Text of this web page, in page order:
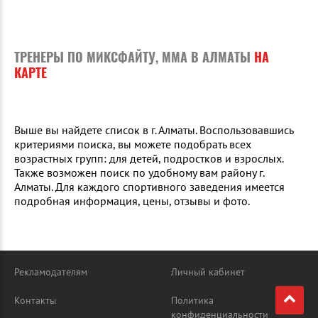
ТРЕНЕРЫ ПО МИКСФАЙТУ, MMA В АЛМАТЫ НА
КАРТЕ
Выше вы найдете список в г. Алматы. Воспользовавшись
критериями поиска, вы можете подобрать всех
возрастных групп: для детей, подростков и взрослых.
Также возможен поиск по удобному вам району г.
Алматы. Для каждого спортивного заведения имеется
подробная информация, цены, отзывы и фото.
Рекламодателям Личный кабинет
Контакты
Политика
конфиденциальности